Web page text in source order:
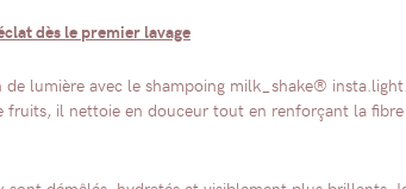
dès le premier lavage
lumière avec le shampoing milk_shake®
fruits, il nettoie en douceur tout en renforçant la fibre